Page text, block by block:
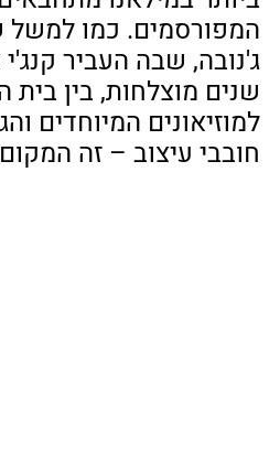
המפורסמים. כמו למשל
ג'נובה, שבה העביר
שנים מוצלחות, בין
למוזיאונים המיוחדים
חובבי עיצוב – זה